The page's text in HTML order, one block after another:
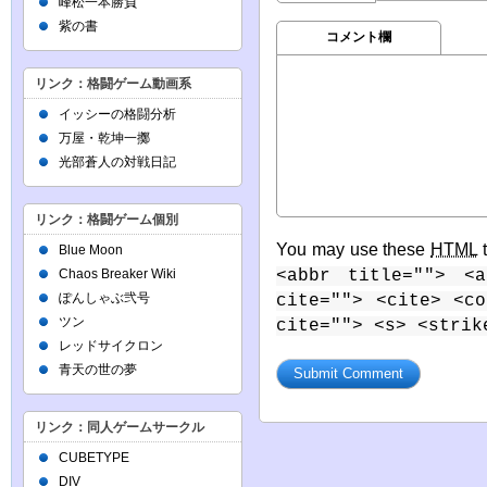
コメント欄
You may use these HTML
<abbr title="">
cite=""> <cite>
cite=""> <s>
紫の書
リンク：格闘ゲーム動画系
イッシーの格闘分析
万屋・乾坤一擲
光部蒼人の対戦日記
リンク：格闘ゲーム個別
Blue Moon
Chaos Breaker Wiki
ぽんしゃぶ弐号
ツン
レッドサイクロン
青天の世の夢
リンク：同人ゲームサークル
CUBETYPE
DIV